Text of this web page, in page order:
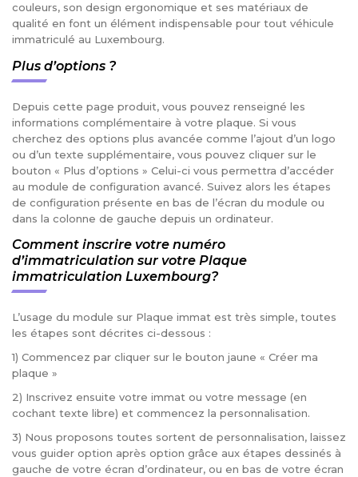
couleurs, son design ergonomique et ses matériaux de
qualité en font un élément indispensable pour tout véhicule
immatriculé au Luxembourg.
Plus d’options ?
Depuis cette page produit, vous pouvez renseigné les
informations complémentaire à votre plaque. Si vous
cherchez des options plus avancée comme l’ajout d’un logo
ou d’un texte supplémentaire, vous pouvez cliquer sur le
bouton « Plus d’options » Celui-ci vous permettra d’accéder
au module de configuration avancé. Suivez alors les étapes
de configuration présente en bas de l’écran du module ou
dans la colonne de gauche depuis un ordinateur.
Comment inscrire votre numéro
d’immatriculation sur votre Plaque
immatriculation Luxembourg?
L’usage du module sur Plaque immat est très simple, toutes
les étapes sont décrites ci-dessous :
1) Commencez par cliquer sur le bouton jaune « Créer ma
plaque »
2) Inscrivez ensuite votre immat ou votre message (en
cochant texte libre) et commencez la personnalisation.
3) Nous proposons toutes sortent de personnalisation, laissez
vous guider option après option grâce aux étapes dessinés à
gauche de votre écran d’ordinateur, ou en bas de votre écran